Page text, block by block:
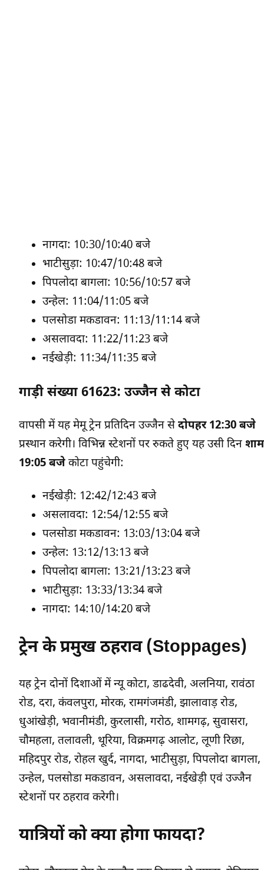
नागदा: 10:30/10:40 बजे
भाटीसुड़ा: 10:47/10:48 बजे
पिपलोदा बागला: 10:56/10:57 बजे
उन्हेल: 11:04/11:05 बजे
पलसोडा मकडावन: 11:13/11:14 बजे
असलावदा: 11:22/11:23 बजे
नईखेड़ी: 11:34/11:35 बजे
गाड़ी संख्या 61623: उज्जैन से कोटा
वापसी में यह मेमू ट्रेन प्रतिदिन उज्जैन सेदोपहर 12:30 बजे
प्रस्थान करेगी। विभिन्न स्टेशनों पर रुकते हुए यह उसी दिन शाम
19:05 बजे कोटा पहुंचेगी:
नईखेड़ी: 12:42/12:43 बजे
असलावदा: 12:54/12:55 बजे
पलसोडा मकडावन: 13:03/13:04 बजे
उन्हेल: 13:12/13:13 बजे
पिपलोदा बागला: 13:21/13:23 बजे
भाटीसुड़ा: 13:33/13:34 बजे
नागदा: 14:10/14:20 बजे
ट्रेन के प्रमुख ठहराव (Stoppages)
यह ट्रेन दोनों दिशाओं में न्यू कोटा, डाढदेवी, अलनिया, रावंठा
रोड, दरा, कंवलपुरा, मोरक, रामगंजमंडी, झालावाड़ रोड,
धुआंखेड़ी, भवानीमंडी, कुरलासी, गरोठ, शामगढ़, सुवासरा,
चौमहला, तलावली, थूरिया, विक्रमगढ़ आलोट, लूणी रिछा,
महिदपुर रोड, रोहल खुर्द, नागदा, भाटीसुड़ा, पिपलोदा बागला,
उन्हेल, पलसोडा मकडावन, असलावदा, नईखेड़ी एवं उज्जैन
स्टेशनों पर ठहराव करेगी।
यात्रियों को क्या होगा फायदा?